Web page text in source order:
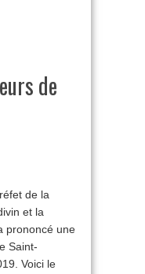
de
de la
et la
prononcé une
Saint-
Voici le